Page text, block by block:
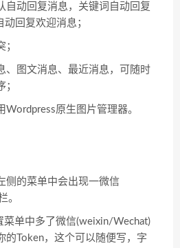
自动回复消息，关键词自动回复
回复欢迎消息；
；
、图文消息、最近消息，可随时
Wordpress原生图片管理器。
侧的菜单中会出现一微信
。
菜单中多了微信(weixin/Wechat)
的Token，这个可以随便写，字